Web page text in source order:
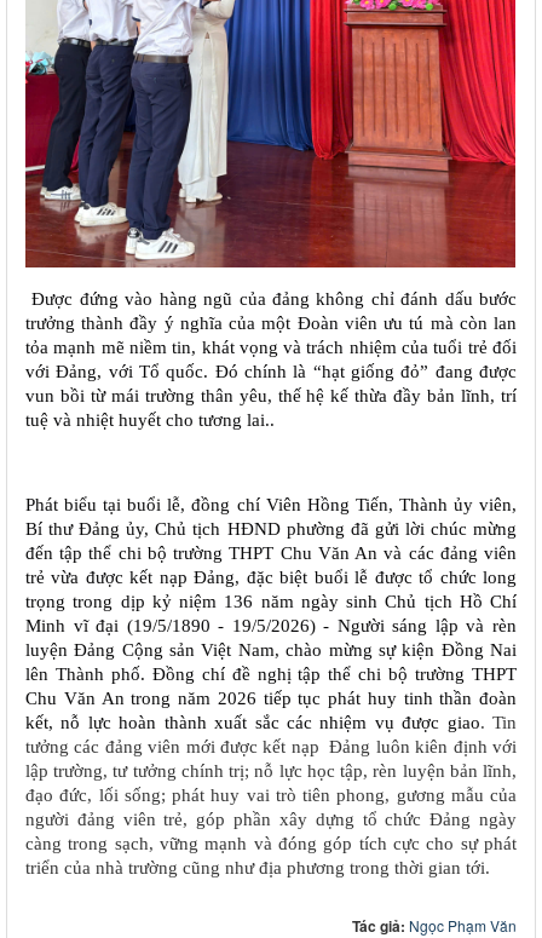
Được đứng vào hàng ngũ của đảng không chỉ đánh dấu bước
trưởng thành đầy ý nghĩa của một Đoàn viên ưu tú mà còn lan
tỏa mạnh mẽ niềm tin, khát vọng và trách nhiệm của tuổi trẻ đối
với Đảng, với Tổ quốc. Đó chính là “hạt giống đỏ” đang được
vun bồi từ mái trường thân yêu, thế hệ kế thừa đầy bản lĩnh, trí
tuệ và nhiệt huyết cho tương lai..
Phát biểu tại buổi lễ, đồng chí Viên Hồng Tiến, Thành ủy viên,
Bí thư Đảng ủy, Chủ tịch HĐND phường đã gửi lời chúc mừng
đến tập thể chi bộ trường THPT Chu Văn An và các đảng viên
trẻ vừa được kết nạp Đảng, đặc biệt buổi lễ được tổ chức long
trọng trong dịp kỷ niệm 136 năm ngày sinh Chủ tịch Hồ Chí
Minh vĩ đại (19/5/1890 - 19/5/2026) - Người sáng lập và rèn
luyện Đảng Cộng sản Việt Nam, chào mừng sự kiện Đồng Nai
lên Thành phố. Đồng chí đề nghị tập thể chi bộ trường THPT
Chu Văn An trong năm 2026 tiếp tục phát huy tinh thần đoàn
kết, nỗ lực hoàn thành xuất sắc các nhiệm vụ được giao. Tin
tưởng các đảng viên mới được kết nạp Đảng luôn kiên định với
lập trường, tư tưởng chính trị; nỗ lực học tập, rèn luyện bản lĩnh,
đạo đức, lối sống; phát huy vai trò tiên phong, gương mẫu của
người đảng viên trẻ, góp phần xây dựng tổ chức Đảng ngày
càng trong sạch, vững mạnh và đóng góp tích cực cho sự phát
triển của nhà trường cũng như địa phương trong thời gian tới.
Tác giả: Ngọc Phạm Văn